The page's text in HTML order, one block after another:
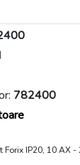
782400
IP20, 10 AX -